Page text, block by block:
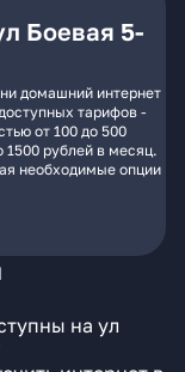
Боевая 5-
домашний интернет
тарифов -
от 100 до 500
рублей в месяц.
необходимые опции
на ул